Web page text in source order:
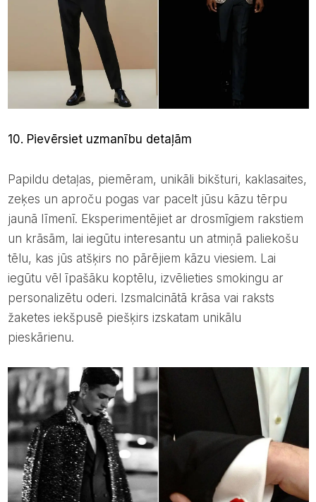
10. Pievērsiet uzmanību detaļām
Papildu detaļas, piemēram, unikāli bikšturi, kaklasaites,
zeķes un aproču pogas var pacelt jūsu kāzu tērpu
jaunā līmenī. Eksperimentējiet ar drosmīgiem rakstiem
un krāsām, lai iegūtu interesantu un atmiņā paliekošu
tēlu, kas jūs atšķirs no pārējiem kāzu viesiem. Lai
iegūtu vēl īpašāku koptēlu, izvēlieties smokingu ar
personalizētu oderi. Izsmalcinātā krāsa vai raksts
žaketes iekšpusē piešķirs izskatam unikālu
pieskārienu.